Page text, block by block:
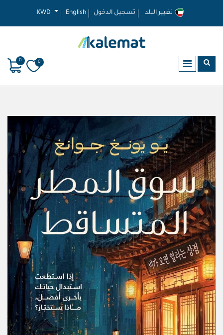
KWD English تسجيل الدخول
0
0